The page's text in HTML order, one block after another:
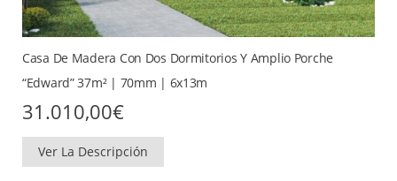
Casa De Madera Con Dos Dormitorios Y Amplio Porche
“Edward” 37m² | 70mm | 6x13m
31.010,00€
Ver La Descripción